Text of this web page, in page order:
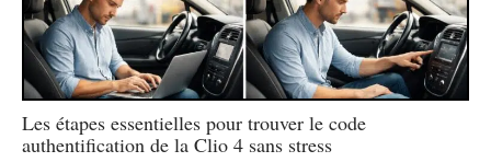
Les étapes essentielles pour trouver le code
authentification de la Clio 4 sans stress